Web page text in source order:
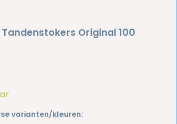
Original 100
varianten/kleuren: